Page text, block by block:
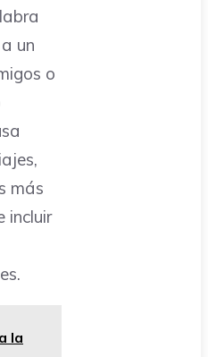
un
o
más
incluir
la